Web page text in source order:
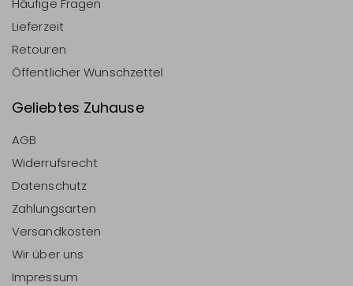
Häufige Fragen
Lieferzeit
Retouren
Öffentlicher Wunschzettel
Geliebtes Zuhause
AGB
Widerrufsrecht
Datenschutz
Zahlungsarten
Versandkosten
Wir über uns
Impressum